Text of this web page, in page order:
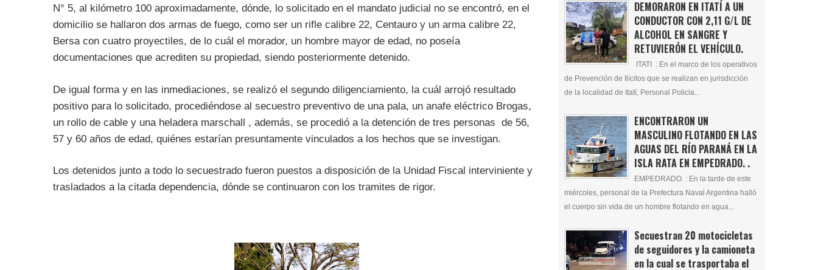
N° 5, al kilómetro 100 aproximadamente, dónde, lo solicitado en el mandato judicial no se encontró, en el
domicilio se hallaron dos armas de fuego, como ser un rifle calibre 22, Centauro y un arma calibre 22,
Bersa con cuatro proyectiles, de lo cuál el morador, un hombre mayor de edad, no poseía
documentaciones que acrediten su propiedad, siendo posteriormente detenido.
De igual forma y en las inmediaciones, se realizó el segundo diligenciamiento, la cuál arrojó resultado
positivo para lo solicitado, procediéndose al secuestro preventivo de una pala, un anafe eléctrico Brogas,
un rollo de cable y una heladera marschall , además, se procedió a la detención de tres personas de 56,
57 y 60 años de edad, quiénes estarían presuntamente vinculados a los hechos que se investigan.
Los detenidos junto a todo lo secuestrado fueron puestos a disposición de la Unidad Fiscal interviniente y
trasladados a la citada dependencia, dónde se continuaron con los tramites de rigor.
DEMORARON EN ITATÍ A UN
CONDUCTOR CON 2,11 G/L DE
ALCOHOL EN SANGRE Y
RETUVIERÓN EL VEHÍCULO.
ITATI : En el marco de los operativos
de Prevención de Ilícitos que se realizan en jurisdicción
de la localidad de Itatí, Personal Policia...
ENCONTRARON UN
MASCULINO FLOTANDO EN LAS
AGUAS DEL RÍO PARANÁ EN LA
ISLA RATA EN EMPEDRADO. .
EMPEDRADO. : En la tarde de este
miércoles, personal de la Prefectura Naval Argentina halló
el cuerpo sin vida de un hombre flotando en agua...
Secuestran 20 motocicletas
de seguidores y la camioneta
en la cual se trasportaba el